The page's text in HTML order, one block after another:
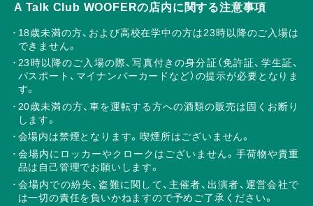
A Talk Club WOOFERの店内に関する注意事項
18歳未満の方、および高校在学中の方は23時以降のご入場は
できません。
23時以降のご入場の際、写真付きの身分証（免許証、学生証、
パスポート、マイナンバーカードなど）の提示が必要となりま
す。
20歳未満の方、車を運転する方への酒類の販売は固くお断り
します。
会場内は禁煙となります。喫煙所はございません。
会場内にロッカーやクロークはございません。手荷物や貴重
品は自己管理でお願いします。
会場内での紛失、盗難に関して、主催者、出演者、運営会社で
は一切の責任を負いかねますので予めご了承ください。